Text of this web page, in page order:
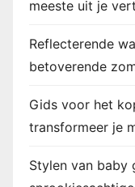
meeste uit je
Reflecterende
betoverende
Gids voor het
transformeer je
Stylen van baby